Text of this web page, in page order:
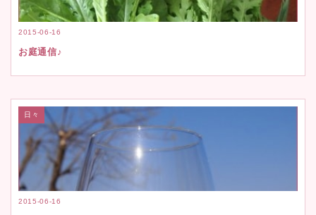
2015-06-16
お庭通信♪
2015-06-16
日々